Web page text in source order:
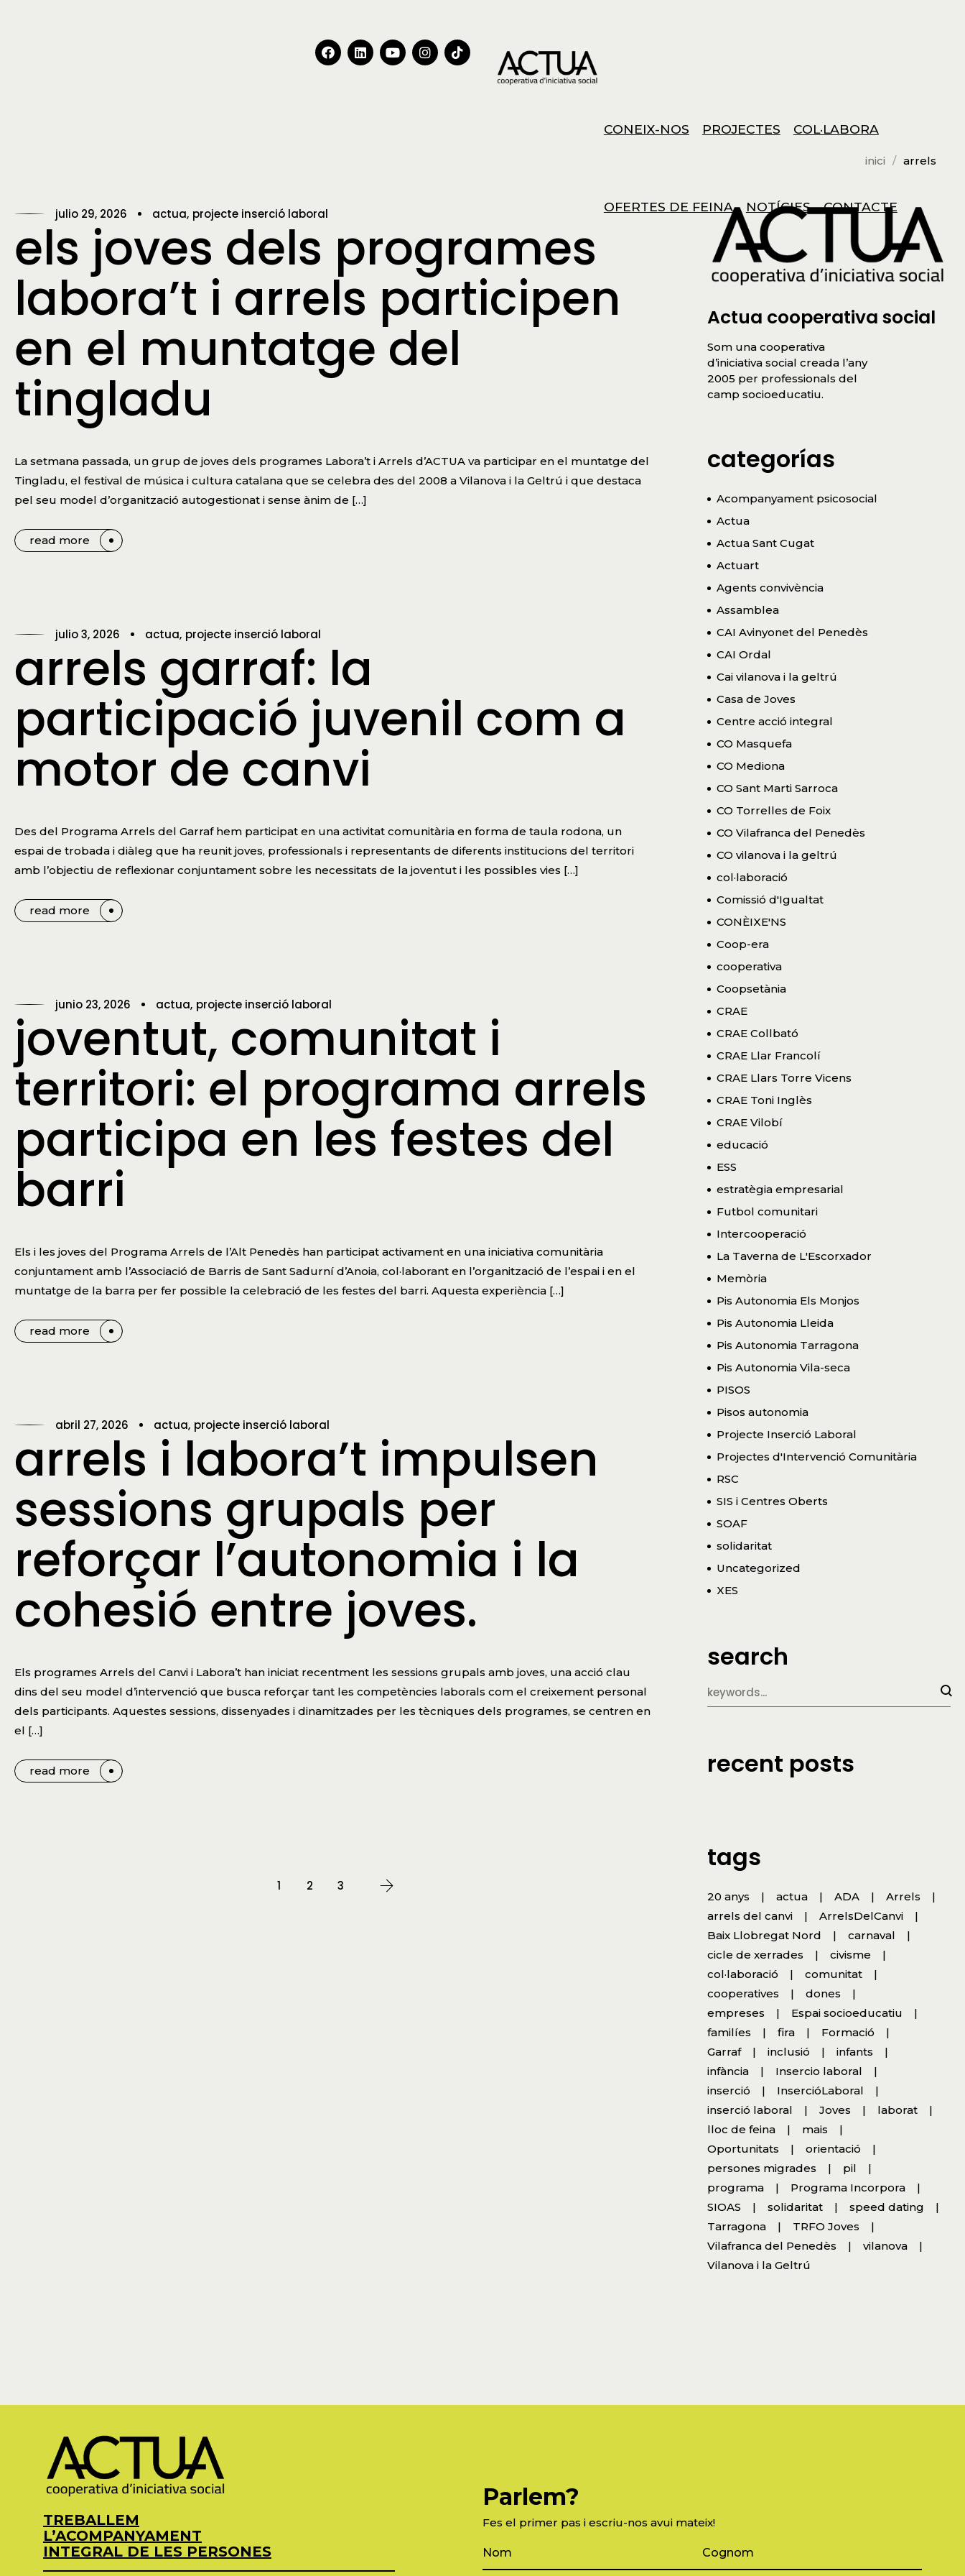
CONEIX-NOS PROJECTES COL·LABORA
OFERTES DE FEINA NOTÍCIES CONTACTE
inici arrels
julio 29, 2026 actua projecte inserció laboral
els joves dels programes
labora’t i arrels participen
en el muntatge del
tingladu
La setmana passada, un grup de joves dels programes Labora’t i Arrels d’ACTUA va participar en el muntatge del
Tingladu, el festival de música i cultura catalana que se celebra des del 2008 a Vilanova i la Geltrú i que destaca
pel seu model d’organització autogestionat i sense ànim de […]
read more
julio 3, 2026 actua projecte inserció laboral
arrels garraf: la
participació juvenil com a
motor de canvi
Des del Programa Arrels del Garraf hem participat en una activitat comunitària en forma de taula rodona, un
espai de trobada i diàleg que ha reunit joves, professionals i representants de diferents institucions del territori
amb l’objectiu de reflexionar conjuntament sobre les necessitats de la joventut i les possibles vies […]
read more
junio 23, 2026 actua projecte inserció laboral
joventut, comunitat i
territori: el programa arrels
participa en les festes del
barri
Els i les joves del Programa Arrels de l’Alt Penedès han participat activament en una iniciativa comunitària
conjuntament amb l’Associació de Barris de Sant Sadurní d’Anoia, col·laborant en l’organització de l’espai i en el
muntatge de la barra per fer possible la celebració de les festes del barri. Aquesta experiència […]
read more
abril 27, 2026 actua projecte inserció laboral
arrels i labora’t impulsen
sessions grupals per
reforçar l’autonomia i la
cohesió entre joves.
Els programes Arrels del Canvi i Labora’t han iniciat recentment les sessions grupals amb joves, una acció clau
dins del seu model d’intervenció que busca reforçar tant les competències laborals com el creixement personal
dels participants. Aquestes sessions, dissenyades i dinamitzades per les tècniques dels programes, se centren en
el […]
read more
1 2 3
Actua cooperativa social
Som una cooperativa
d’iniciativa social creada l’any
2005 per professionals del
camp socioeducatiu.
categorías
Acompanyament psicosocial
Actua
Actua Sant Cugat
Actuart
Agents convivència
Assamblea
CAI Avinyonet del Penedès
CAI Ordal
Cai vilanova i la geltrú
Casa de Joves
Centre acció integral
CO Masquefa
CO Mediona
CO Sant Marti Sarroca
CO Torrelles de Foix
CO Vilafranca del Penedès
CO vilanova i la geltrú
col·laboració
Comissió d'Igualtat
CONÈIXE'NS
Coop-era
cooperativa
Coopsetània
CRAE
CRAE Collbató
CRAE Llar Francolí
CRAE Llars Torre Vicens
CRAE Toni Inglès
CRAE Vilobí
educació
ESS
estratègia empresarial
Futbol comunitari
Intercooperació
La Taverna de L'Escorxador
Memòria
Pis Autonomia Els Monjos
Pis Autonomia Lleida
Pis Autonomia Tarragona
Pis Autonomia Vila-seca
PISOS
Pisos autonomia
Projecte Inserció Laboral
Projectes d'Intervenció Comunitària
RSC
SIS i Centres Oberts
SOAF
solidaritat
Uncategorized
XES
search
recent posts
tags
20 anys actua ADA
Arrels
arrels del canvi
ArrelsDelCanvi
Baix Llobregat Nord
carnaval
cicle de xerrades
civisme
col·laboració
comunitat
cooperatives
dones
empreses
Espai socioeducatiu
familíes
fira
Formació
Garraf
inclusió
infants
infància
Insercio laboral
inserció
InsercióLaboral
inserció laboral
Joves
laborat
lloc de feina
mais
Oportunitats
orientació
persones migrades
pil
programa
Programa Incorpora
SIOAS
solidaritat
speed dating
Tarragona
TRFO Joves
Vilafranca del Penedès
vilanova
Vilanova i la Geltrú
TREBALLEM
L’ACOMPANYAMENT
INTEGRAL DE LES PERSONES
Parlem?
Fes el primer pas i escriu-nos avui mateix!